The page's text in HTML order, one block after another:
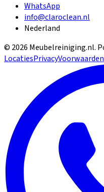
WhatsApp
info@claroclean.nl
Nederland
© 2026 Meubelreiniging.nl.
LocatiesPrivacyVoorwaarden